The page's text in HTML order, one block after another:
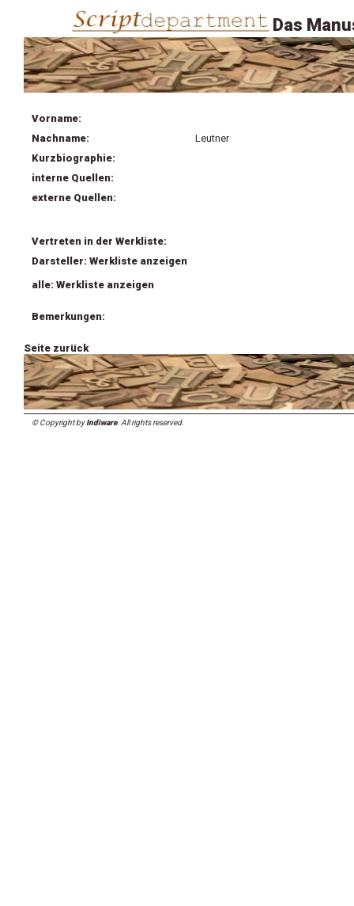
Das
Vorname:
Nachname:
Leutner
Kurzbiographie:
interne Quellen:
externe Quellen:
Vertreten in der Werkliste:
Darsteller: Werkliste anzeigen
alle: Werkliste anzeigen
Bemerkungen:
Seite zurück
© Copyright byIndiware. All rights reserved.